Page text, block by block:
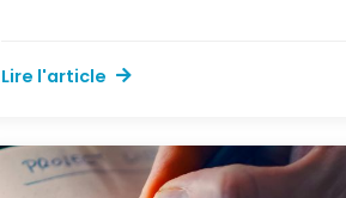
Lire l'article